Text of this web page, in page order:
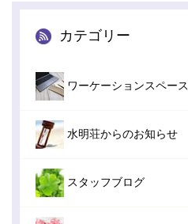
カテゴリー
ワーケーションスペース
水明荘からのお知らせ
スタッフブログ